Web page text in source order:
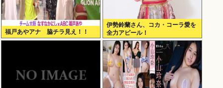
福戸あやアナ 脇チラ見え！！
伊勢鈴蘭さん、コカ・コーラ愛を
全力アピール！